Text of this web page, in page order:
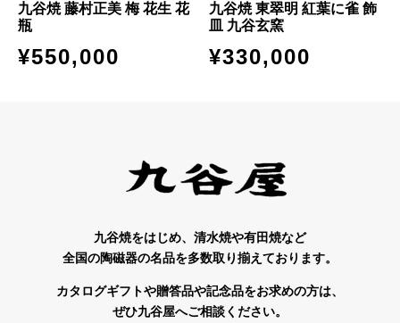
九谷焼 藤村正美 梅 花生 花
瓶
¥550,000
九谷焼 東翠明 紅葉に雀 飾
皿 九谷玄窯
¥330,000
九谷焼をはじめ、清水焼や有田焼など
全国の陶磁器の名品を多数取り揃えております。
カタログギフトや贈答品や記念品をお求めの方は、
ぜひ九谷屋へご相談ください。